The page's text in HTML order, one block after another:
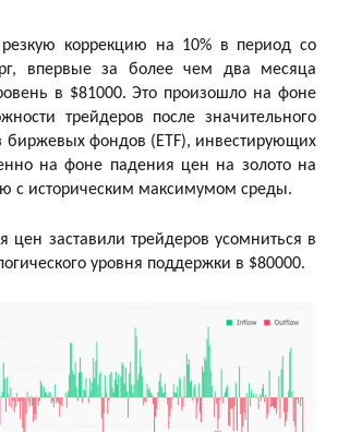
коррекцию на 10% в период со
впервые за более чем два месяца
в $81000. Это произошло на фоне
трейдеров после значительного
биржевых фондов (ETF), инвестирующих
на фоне падения цен на золото на
с историческим максимумом среды.
цен заставили трейдеров усомниться в
уровня поддержки в $80000.